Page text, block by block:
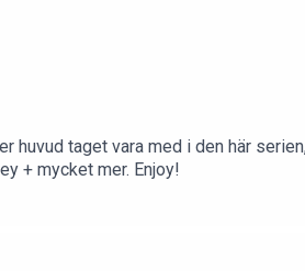
taget vara med i den här
+ mycket mer. Enjoy!